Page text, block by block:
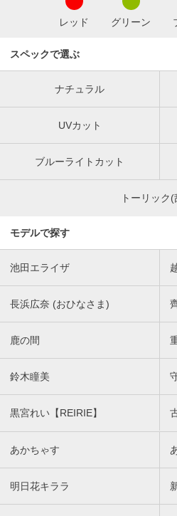
レッド グリーン
スペックで選ぶ
ナチュラル
UVカット
ブルーライトカット
トーリック(
モデルで探す
池田エライザ
長浜広奈 (おひなさま)
鹿の間
鈴木瞳美
黒宮れい【REIRIE】
あかちゃす
明日花キララ